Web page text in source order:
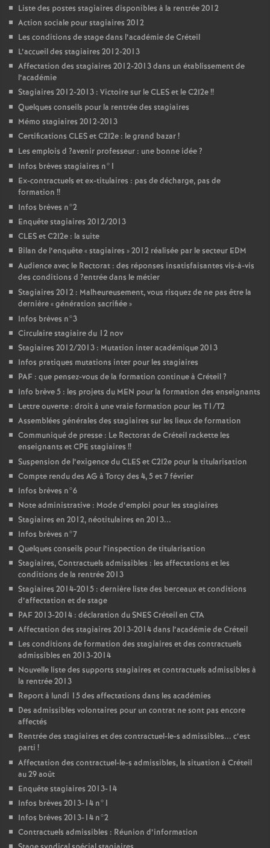
Liste des postes stagiaires disponibles à la rentrée 2012
Action sociale pour stagiaires 2012
Les conditions de stage dans l’académie de Créteil
L’accueil des stagiaires 2012-2013
Affectation des stagiaires 2012-2013 dans un établissement de
l’académie
Stagiaires 2012-2013 : Victoire sur leCLESet le C2I2e!!
Quelques conseils pour la rentrée des stagiaires
Mémo stagiaires 2012-2013
Certifications CLESet C2I2e : le grand bazar!
Les emplois d ?avenir professeur : une bonne idée?
Infos brèves stagiaires n°1
Ex-contractuels et ex-titulaires : pas de décharge, pas de
formation !!
Infos brèves n°2
Enquête stagiaires 2012/2013
CLESet C2I2e : la suite
Bilan de l’enquête «stagiaires » 2012 réalisée par le secteur EDM
Audience avec le Rectorat : des réponses insatisfaisantes vis-à-vis
des conditions d ?entrée dans le métier
Stagiaires 2012 : Malheureusement, vous risquez de ne pas être la
dernière «génération sacrifiée»
Infos brèves n°3
Circulaire stagiaire du 12 nov
Stagiaires 2012/2013 : Mutation inter académique 2013
Infos pratiques mutations inter pour les stagiaires
PAF : que pensez-vous de la formation continue à Créteil?
Info brève 5 : les projets du MEN pour la formation des enseignants
Lettre ouverte : droit à une vraie formation pour les T1/T2
Assemblées générales des stagiaires sur les lieux de formation
Communiqué de presse : Le Rectorat de Créteil rackette les
enseignants etCPE stagiaires !!
Suspension de l’exigence duCLESet C2I2e pour la titularisation
Compte rendu des AG à Torcy des 4, 5 et 7 février
Infos brèves n°6
Note administrative : Mode d’emploi pour les stagiaires
Stagiaires en 2012, néotitulaires en 2013...
Infos brèves n°7
Quelques conseils pour l’inspection de titularisation
Stagiaires, Contractuels admissibles : les affectations et les
conditions de la rentrée 2013
Stagiaires 2014-2015 : dernière liste des berceaux et conditions
d’affectation et de stage
PAF2013-2014 : déclaration duSNESCréteil en CTA
Affectation des stagiaires 2013-2014 dans l’académie de Créteil
Les conditions de formation des stagiaires et des contractuels
admissibles en 2013-2014
Nouvelle liste des supports stagiaires et contractuels admissibles à
la rentrée 2013
Report à lundi 15 des affectations dans les académies
Des admissibles volontaires pour un contrat ne sont pas encore
affectés
Rentrée des stagiaires et des contractuel-le-s admissibles... c’est
parti !
Affectation des contractuel-le-s admissibles, la situation à Créteil
au 29 août
Enquête stagiaires 2013-14
Infos brèves 2013-14 n°1
Infos brèves 2013-14 n°2
Contractuels admissibles : Réunion d’information